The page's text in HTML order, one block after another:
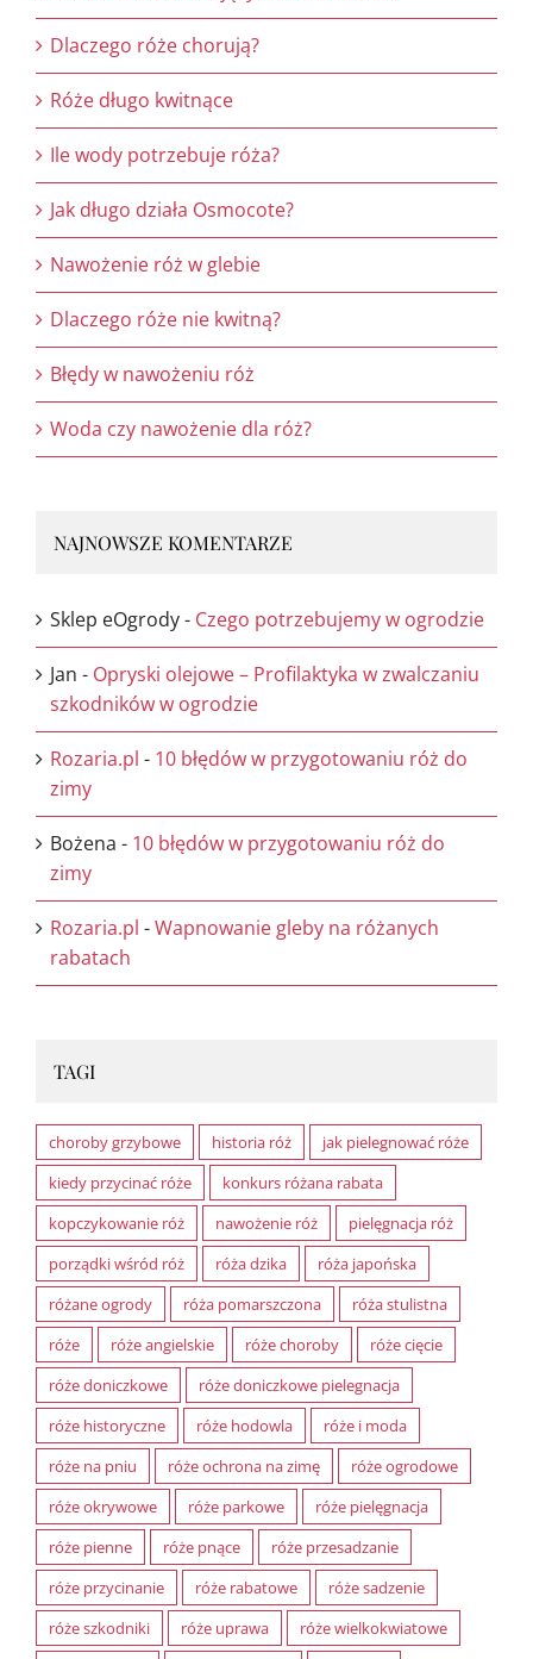
Dlaczego róże chorują?
Róże długo kwitnące
Ile wody potrzebuje róża?
Jak długo działa Osmocote?
Nawożenie róż w glebie
Dlaczego róże nie kwitną?
Błędy w nawożeniu róż
Woda czy nawożenie dla róż?
NAJNOWSZE KOMENTARZE
Sklep eOgrody- Czego potrzebujemy w ogrodzie
Jan - Opryski olejowe – Profilaktyka w zwalczaniu
szkodników w ogrodzie
Rozaria.pl - 10 błędów w przygotowaniu róż do
zimy
Bożena - 10 błędów w przygotowaniu róż do
zimy
Rozaria.pl -Wapnowanie gleby na różanych
rabatach
TAGI
choroby grzybowe historia róż
jak pielegnować róże
kiedy przycinać róże
konkurs różana rabata
kopczykowanie róż
nawożenie róż
pielęgnacja róż
porządki wśród róż
róża dzika
róża japońska
różane ogrody
róża pomarszczona
róża stulistna
róże
róże angielskie róże choroby
róże cięcie
róże doniczkowe
róże doniczkowe pielegnacja
róże historyczne
róże hodowla
róże i moda
róże na pniu
róże ochrona na zimę
róże ogrodowe
róże okrywowe
róże parkowe
róże pielęgnacja
róże pienne
róże pnące
róże przesadzanie
róże przycinanie
róże rabatowe
róże sadzenie
róże szkodniki
róże uprawa
róże wielkokwiatowe